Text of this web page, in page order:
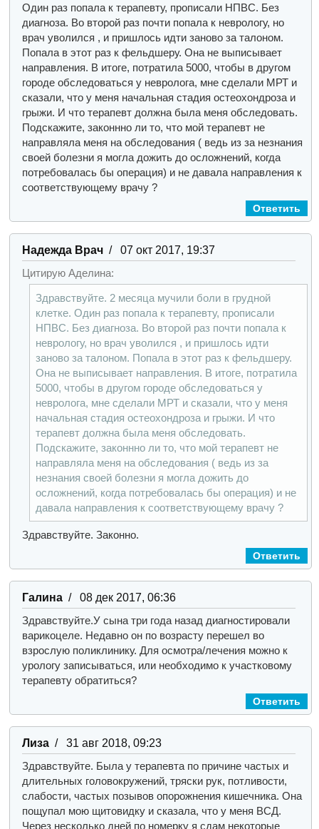
Один раз попала к терапевту, прописали НПВС. Без
диагноза. Во второй раз почти попала к неврологу, но
врач уволился , и пришлось идти заново за талоном.
Попала в этот раз к фельдшеру. Она не выписывает
направления. В итоге, потратила 5000, чтобы в другом
городе обследоваться у невролога, мне сделали МРТ и
сказали, что у меня начальная стадия остеохондроза и
грыжи. И что терапевт должна была меня обследовать.
Подскажите, законнно ли то, что мой терапевт не
направляла меня на обследования ( ведь из за незнания
своей болезни я могла дожить до осложнений, когда
потребовалась бы операция) и не давала направления к
соответствующему врачу ?
Ответить
Надежда Врач/ 07 окт 2017, 19:37
Цитирую Аделина:
Здравствуйте. 2 месяца мучили боли в грудной
клетке. Один раз попала к терапевту, прописали
НПВС. Без диагноза. Во второй раз почти попала к
неврологу, но врач уволился , и пришлось идти
заново за талоном. Попала в этот раз к фельдшеру.
Она не выписывает направления. В итоге, потратила
5000, чтобы в другом городе обследоваться у
невролога, мне сделали МРТ и сказали, что у меня
начальная стадия остеохондроза и грыжи. И что
терапевт должна была меня обследовать.
Подскажите, законнно ли то, что мой терапевт не
направляла меня на обследования ( ведь из за
незнания своей болезни я могла дожить до
осложнений, когда потребовалась бы операция) и не
давала направления к соответствующему врачу ?
Здравствуйте. Законно.
Ответить
Галина/ 08 дек 2017, 06:36
Здравствуйте.У сына три года назад диагностировали
варикоцеле. Недавно он по возрасту перешел во
взрослую поликлинику. Для осмотра/лечения можно к
урологу записываться, или необходимо к участковому
терапевту обратиться?
Ответить
Лиза/ 31 авг 2018, 09:23
Здравствуйте. Была у терапевта по причине частых и
длительных головокружений, тряски рук, потливости,
слабости, частых позывов опорожнения кишечника. Она
пощупал мою щитовидку и сказала, что у меня ВСД.
Через несколько дней по номерку я сдам некоторые